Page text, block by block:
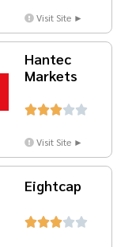
Visit Site ►
Hantec
Markets

Visit Site ►
Eightcap
